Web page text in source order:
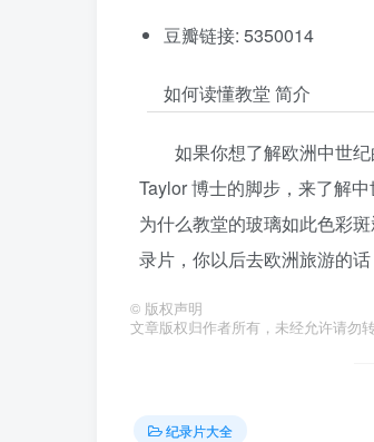
豆瓣链接: 5350014
如何读懂教堂 简介
如果你想了解欧洲中世
Taylor 博士的脚步，来了解
为什么教堂的玻璃如此色彩
录片，你以后去欧洲旅游的
© 版权声明
文章版权归作者所有，未经允许请勿转
纪录片大全